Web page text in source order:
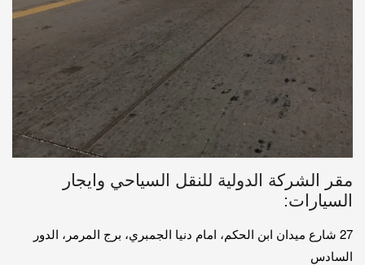
مقر الشركة الدولية للنقل السياحي وايجار
السيارات:
27 شارع ميدان ابن الحكم، امام دنيا الجمبري، برج المرمر، الدور
السادس